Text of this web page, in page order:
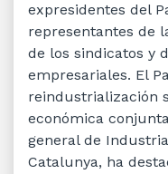
expresidentes del
representantes de
de los sindicatos y
empresariales. El
reindustrialización
económica
general de
Catalunya, ha